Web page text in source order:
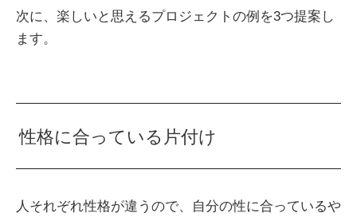
次に、楽しいと思えるプロジェクトの例を3つ提案し
ます。
性格に合っている片付け
人それぞれ性格が違うので、自分の性に合っているや